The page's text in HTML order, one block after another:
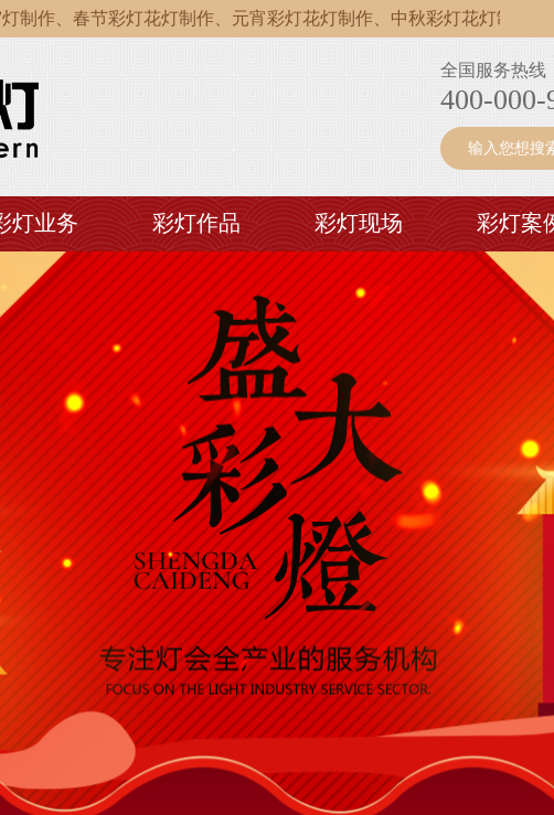
春节彩灯花灯制作、元宵彩灯花灯制作、中秋彩灯花灯制作、国
春节彩灯花灯制作、元宵彩灯花灯制作、中秋彩灯花灯制作、国
全国服务热线
400-000-
灯业务 彩灯作品 彩灯现场 彩灯案